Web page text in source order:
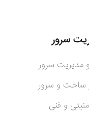
سرور
ساخت و سرور
و فنی